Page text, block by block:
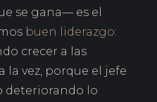
se gana— es el
buen liderazgo:
crecer a las
la vez, porque el jefe
deteriorando lo